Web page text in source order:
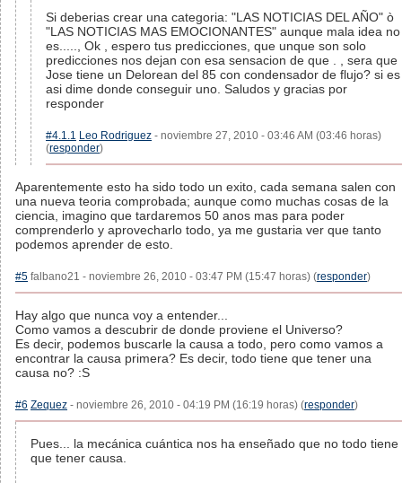
Si deberias crear una categoria: "LAS NOTICIAS DEL AÑO" ò
"LAS NOTICIAS MAS EMOCIONANTES" aunque mala idea no
es....., Ok , espero tus predicciones, que unque son solo
predicciones nos dejan con esa sensacion de que . , sera que
Jose tiene un Delorean del 85 con condensador de flujo? si es
asi dime donde conseguir uno. Saludos y gracias por
responder
#4.1.1 Leo Rodriguez - noviembre 27, 2010 - 03:46 AM (03:46 horas)
(responder)
Aparentemente esto ha sido todo un exito, cada semana salen con
una nueva teoria comprobada; aunque como muchas cosas de la
ciencia, imagino que tardaremos 50 anos mas para poder
comprenderlo y aprovecharlo todo, ya me gustaria ver que tanto
podemos aprender de esto.
#5 falbano21 - noviembre 26, 2010 - 03:47 PM (15:47 horas) (responder)
Hay algo que nunca voy a entender...
Como vamos a descubrir de donde proviene el Universo?
Es decir, podemos buscarle la causa a todo, pero como vamos a
encontrar la causa primera? Es decir, todo tiene que tener una
causa no? :S
#6 Zequez - noviembre 26, 2010 - 04:19 PM (16:19 horas) (responder)
Pues... la mecánica cuántica nos ha enseñado que no todo tiene
que tener causa.